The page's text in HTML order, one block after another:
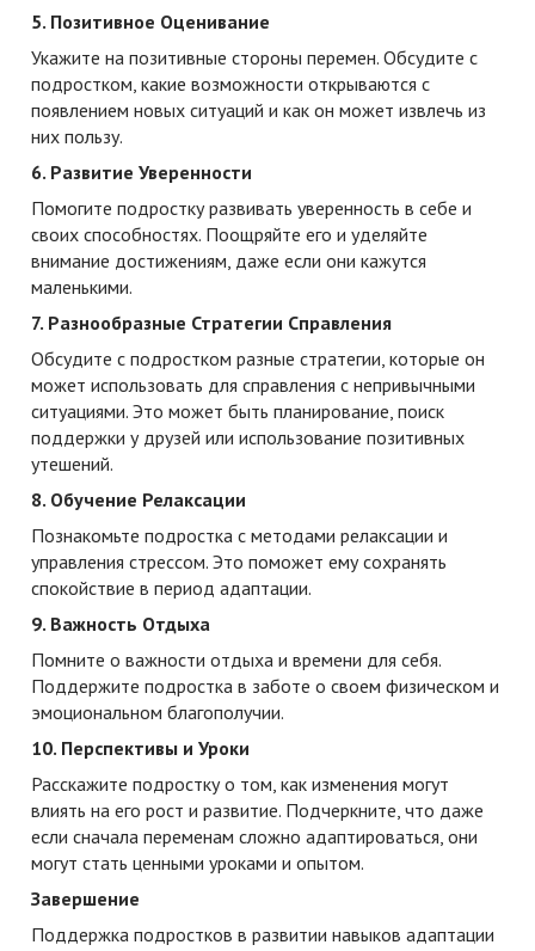
5. Позитивное Оценивание
Укажите на позитивные стороны перемен. Обсудите с
подростком, какие возможности открываются с
появлением новых ситуаций и как он может извлечь из
них пользу.
6. Развитие Уверенности
Помогите подростку развивать уверенность в себе и
своих способностях. Поощряйте его и уделяйте
внимание достижениям, даже если они кажутся
маленькими.
7. Разнообразные Стратегии Справления
Обсудите с подростком разные стратегии, которые он
может использовать для справления с непривычными
ситуациями. Это может быть планирование, поиск
поддержки у друзей или использование позитивных
утешений.
8. Обучение Релаксации
Познакомьте подростка с методами релаксации и
управления стрессом. Это поможет ему сохранять
спокойствие в период адаптации.
9. Важность Отдыха
Помните о важности отдыха и времени для себя.
Поддержите подростка в заботе о своем физическом и
эмоциональном благополучии.
10. Перспективы и Уроки
Расскажите подростку о том, как изменения могут
влиять на его рост и развитие. Подчеркните, что даже
если сначала переменам сложно адаптироваться, они
могут стать ценными уроками и опытом.
Завершение
Поддержка подростков в развитии навыков адаптации